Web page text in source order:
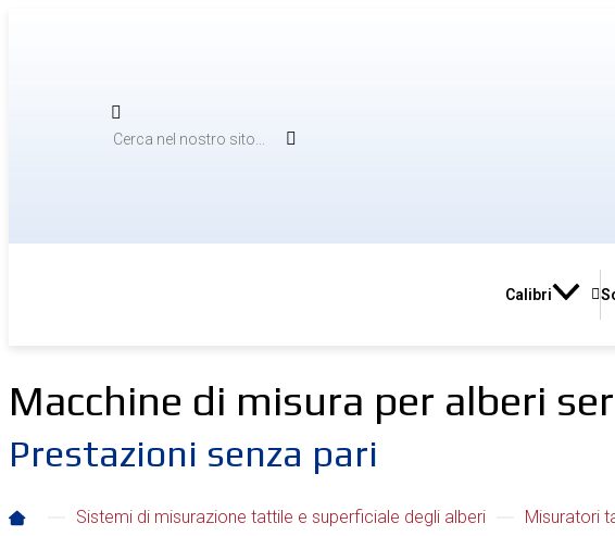
Cerca
Calibri
Macchine di misura per alberi
Prestazioni senza pari
Sistemi di misurazione tattile e superficiale degli alberi Misuratori